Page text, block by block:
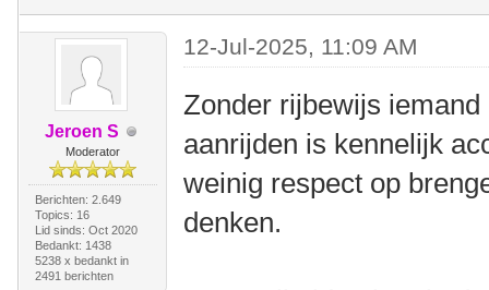
Jeroen S
Moderator
Berichten: 2.649
Topics: 16
Lid sinds: Oct 2020
Bedankt: 1438
5238 x bedankt in
2491 berichten
12-Jul-2025, 11:09 AM
Zonder rijbewijs
aanrijden is kennelijk
weinig respect op
denken.